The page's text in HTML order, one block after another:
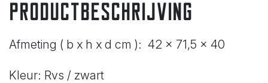
Productbeschrijving
Afmeting ( b x h x d cm ): 42 x 71,5 x 40
Kleur: Rvs / zwart